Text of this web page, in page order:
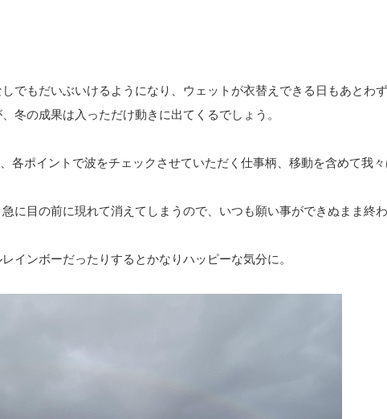
でもだいぶいけるようになり、ウェットが衣替えできる日もあとわ
冬の成果は入っただけ動きに出てくるでしょう。
各ポイントで波をチェックさせていただく仕事柄、移動を含めて我
に目の前に現れて消えてしまうので、いつも願い事ができぬまま終
インボーだったりするとかなりハッピーな気分に。